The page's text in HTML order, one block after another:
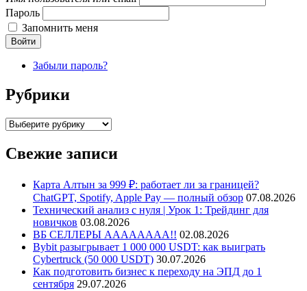
Пароль
Запомнить меня
Войти
Забыли пароль?
Рубрики
Рубрики
Свежие записи
Карта Алтын за 999 ₽: работает ли за границей?
ChatGPT, Spotify, Apple Pay — полный обзор 07.08.2026
Технический анализ с нуля | Урок 1: Трейдинг для
новичков 03.08.2026
ВБ СЕЛЛЕРЫ АААААААА!! 02.08.2026
Bybit разыгрывает 1 000 000 USDT: как выиграть
Cybertruck (50 000 USDT) 30.07.2026
Как подготовить бизнес к переходу на ЭПД до 1
сентября 29.07.2026